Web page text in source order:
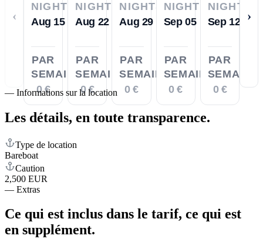
‹
NIGHTS
Aug 15
PAR
SEMAINE
0 €
NIGHTS
Aug 22
PAR
SEMAINE
0 €
NIGHTS
Aug 29
PAR
SEMAINE
0 €
NIGHTS
Sep 05
PAR
SEMAINE
0 €
NIGHTS
Sep 12
PAR
SEMAINE
0 €
›
— Informations sur la location
Les détails, en toute transparence.
Type de location
Bareboat
Caution
2,500 EUR
— Extras
Ce qui est inclus dans le tarif, ce qui est
en supplément.